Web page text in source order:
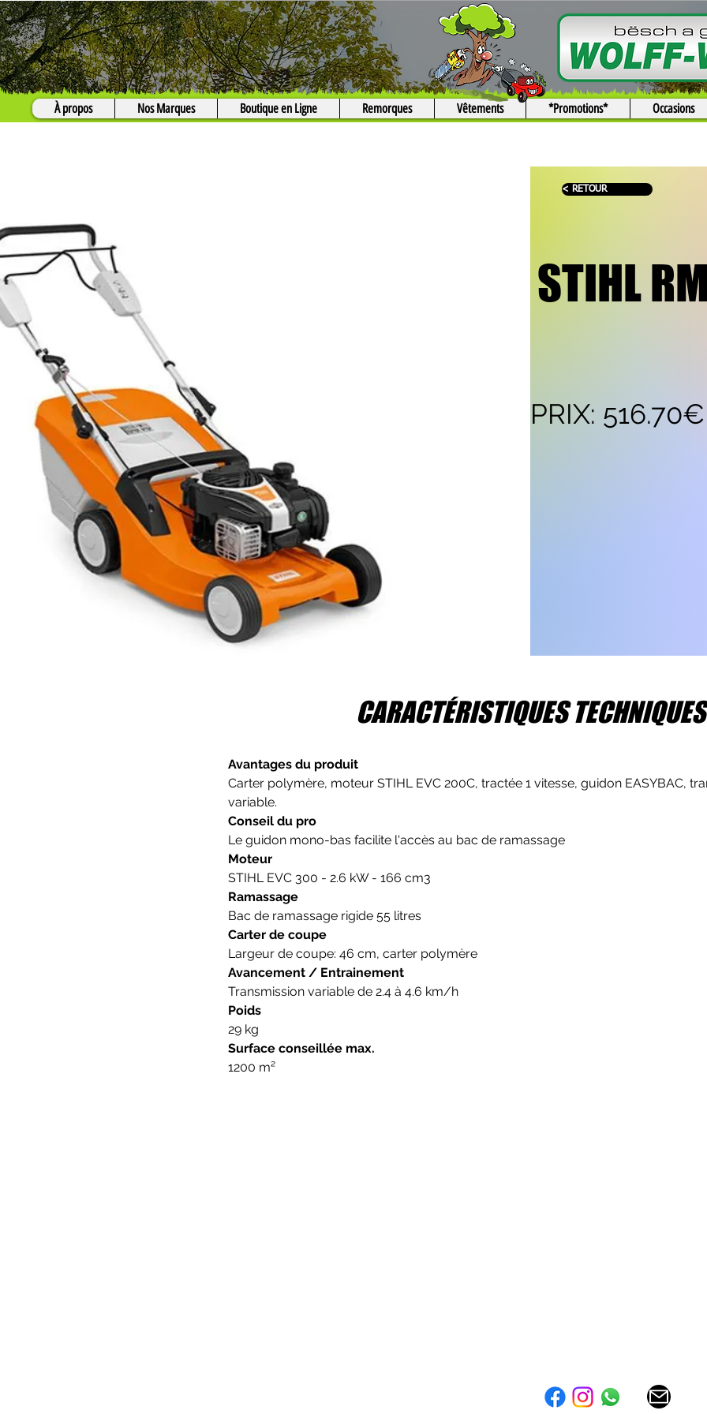
À propos Nos Marques Boutique en Ligne Remorques Vêtements *Promotions* Occasions
< RETOUR
STIHL
PRIX:
CARACTÉRISTIQUES TECHNIQUES
Avantages du produit
Carter polymère, moteur STIHL EVC 200C, tractée 1 vitesse, guidon EASYBAC,
variable.
Conseil du pro
Le guidon mono-bas facilite l'accès au bac de ramassage
Moteur
STIHL EVC 300 - 2.6 kW - 166 cm3
Ramassage
Bac de ramassage rigide 55 litres
Carter de coupe
Largeur de coupe: 46 cm, carter polymère
Avancement / Entrainement
Transmission variable de 2.4 à 4.6 km/h
Poids
29 kg
Surface conseillée max.
1200 m²